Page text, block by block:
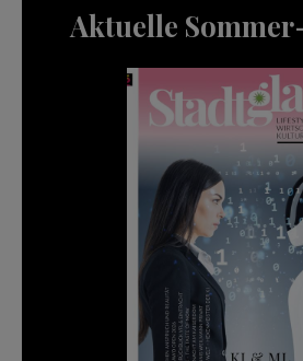
Aktuelle